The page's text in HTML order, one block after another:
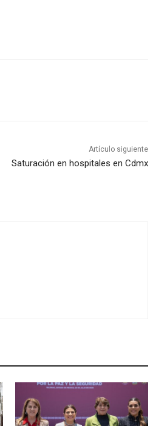
Artículo siguiente
Saturación en hospitales en Cdmx